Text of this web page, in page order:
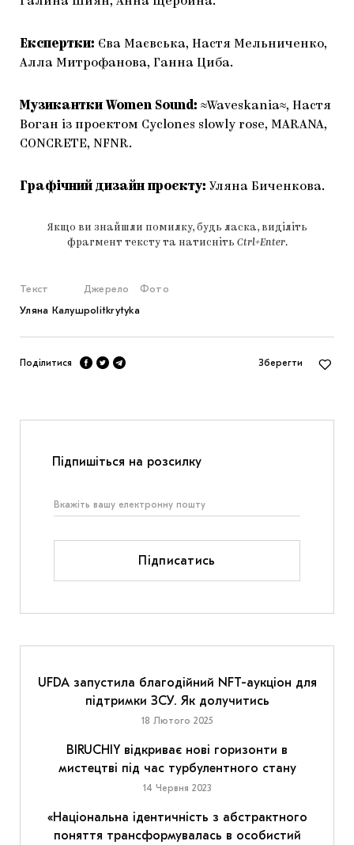
Експертки: Єва Маєвська, Настя Мельниченко,
Алла Митрофанова, Ганна Циба.
Музикантки Women Sound: ≈Waveskania≈, Настя
Воган із проектом Cyclones slowly rose, MARANA,
CONCRETE, NFNR.
Графічний дизайн проєкту: Уляна Биченкова.
Якщо ви знайшли помилку, будь ласка, виділіть
фрагмент тексту та натисніть Ctrl+Enter.
Текст
Уляна Калуш
Джерело
politkrytyka
Фото
Поділитися Зберегти
Підпишіться на розсилку
Підписатись
UFDA запустила благодійний NFT-аукціон для
підтримки ЗСУ. Як долучитись
18 Лютого 2025
BIRUCHIY відкриває нові горизонти в
мистецтві під час турбулентного стану
14 Червня 2023
«Національна ідентичність з абстрактного
поняття трансформувалась в особистий